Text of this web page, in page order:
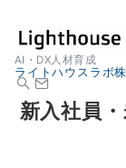
AI・DX人材育成
ライトハウスラボ
新入社員